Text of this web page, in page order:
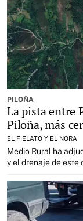
PILOÑA
La pista entre
Piloña, más
EL FIELATO Y EL NORA
Medio Rural ha
y el drenaje de este